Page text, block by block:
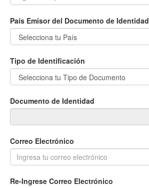
País Emisor del Documento de Identidad
Tipo de Identificación
Documento de Identidad
Correo Electrónico
Re-Ingrese Correo Electrónico